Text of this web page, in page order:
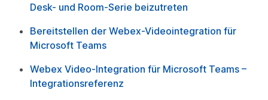
Desk- und Room-Serie beizutreten
Bereitstellen der Webex-Videointegration für
Microsoft Teams
Webex Video-Integration für Microsoft Teams –
Integrationsreferenz